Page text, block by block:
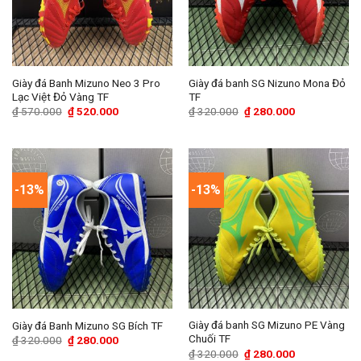
Giày đá Banh Mizuno Neo 3 Pro
Lạc Việt Đỏ Vàng TF
₫570.000 Giá
gốc
₫520.000Giá
₫ 520.000.
Giày đá banh SG Nizuno Mona Đỏ
TF
₫320.000 Giá
gốc
₫280.000Giá
₫ 280.000.
-13%
Giày đá Banh Mizuno SG Bích TF
₫320.000 Giá
gốc
₫280.000Giá
-13%
Giày đá banh SG Mizuno PE Vàng
Chuối TF
₫320.000 Giá
₫280.000Giá